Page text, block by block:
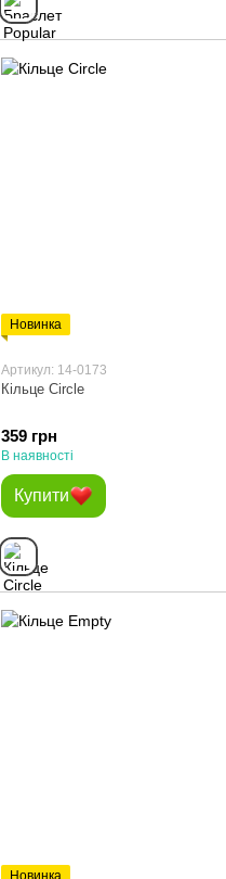
Новинка
Артикул: 14-0173
Кільце Сircle
359 грн
В наявності
Купити
Новинка